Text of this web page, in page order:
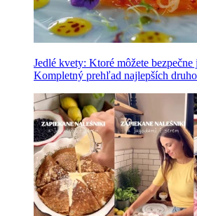
Jedlé kvety: Ktoré môžete
Kompletný prehľad najlepších